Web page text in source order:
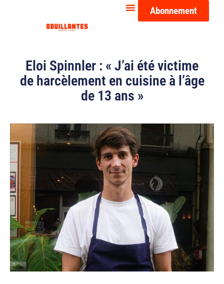
Abonnement
Eloi Spinnler : « J’ai été victime
de harcèlement en cuisine à l’âge
de 13 ans »